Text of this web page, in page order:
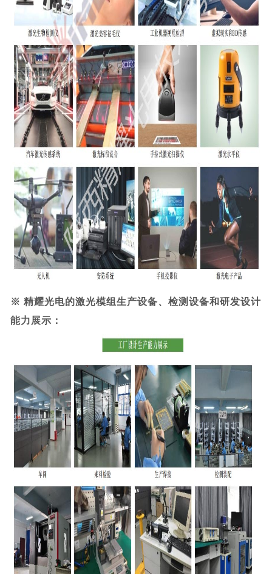
※ 精耀光电的激光模组生产设备、检测设备和研发设计
能力展示：